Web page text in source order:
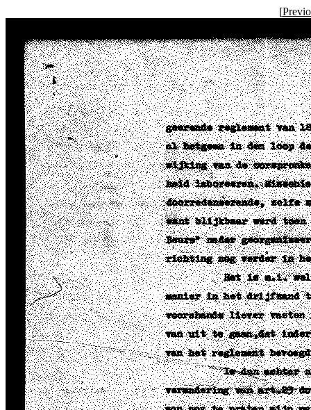
[